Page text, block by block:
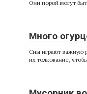
Они порой могут
Много
Сны играют важную
их толкование,